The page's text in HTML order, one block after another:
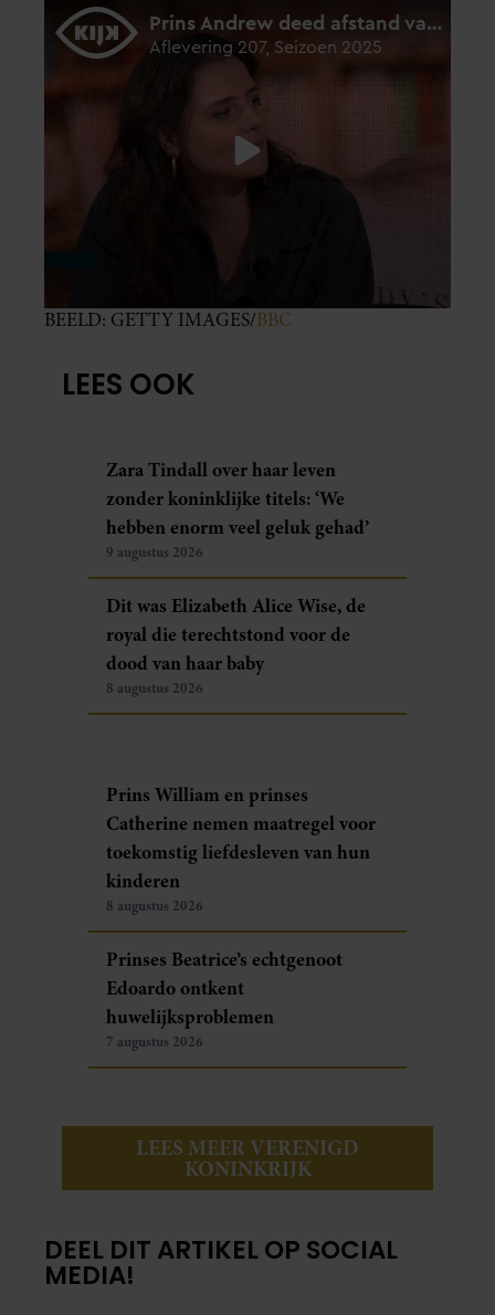
BEELD: GETTY IMAGES/BBC
LEES OOK
Zara Tindall over haar leven
zonder koninklijke titels: ‘We
hebben enorm veel geluk gehad’
9 augustus 2026
Dit was Elizabeth Alice Wise, de
royal die terechtstond voor de
dood van haar baby
8 augustus 2026
Prins William en prinses
Catherine nemen maatregel voor
toekomstig liefdesleven van hun
kinderen
8 augustus 2026
Prinses Beatrice’s echtgenoot
Edoardo ontkent
huwelijksproblemen
7 augustus 2026
LEES MEER VERENIGD
KONINKRIJK
DEEL DIT ARTIKEL OP SOCIAL
MEDIA!